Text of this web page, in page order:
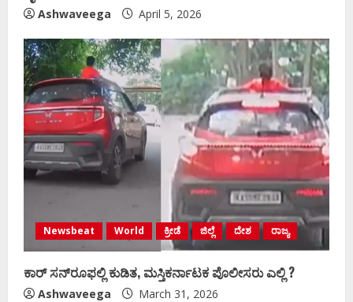
Ashwaveega April 5, 2026
Newsbeat World ಕ್ರೀಡೆ ಜಿಲ್ಲೆ ದೇಶ ರಾಜ್ಯ
ಕಾರ್ ಸನ್‌ರೂಫಲ್ಲಿ ಕುಡಿತ, ಮಸ್ತಿಕರ್ನಾಟಕ ಪೊಲೀಸರು ಎಲ್ಲಿ ?
Ashwaveega March 31, 2026